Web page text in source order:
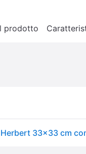
prodotto